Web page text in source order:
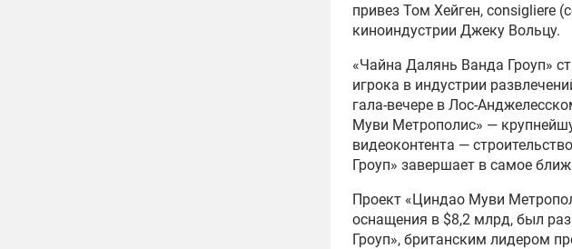
привез Том Хейген, consigliere
киноиндустрии Джеку Вольцу.
«Чайна Далянь Ванда Гроуп»
игрока в индустрии
гала-вечере в Лос-
Муви Метрополис» —
видеоконтента —
Гроуп» завершает в самое
Проект «Циндао Муви
оснащения в $8,2 млрд, был
Гроуп», британским лидером